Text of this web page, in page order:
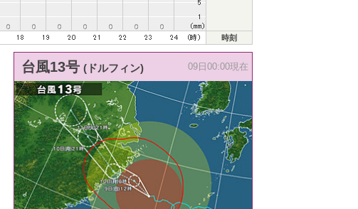
時刻
台風13号 (ドルフィン) 09日00:00現在